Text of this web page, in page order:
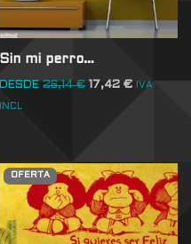
Sin mi perro…
DESDE 26,14€ 17,42€ IVA
INCL
OFERTA